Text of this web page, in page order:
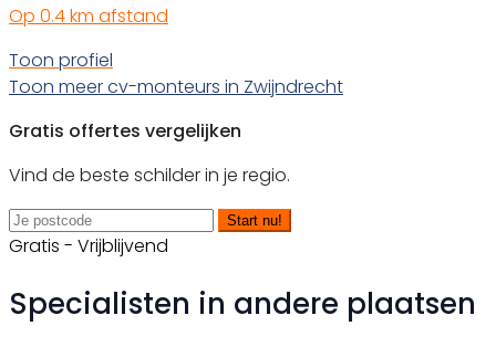
Op 0.4 km afstand
Toon profiel
Toon meer cv-monteurs in Zwijndrecht
Gratis offertes vergelijken
Vind de beste schilder in je regio.
Start nu!
Gratis - Vrijblijvend
Specialisten in andere plaatsen